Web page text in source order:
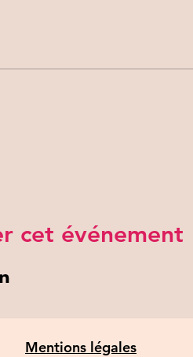
cet événement
Mentions légales